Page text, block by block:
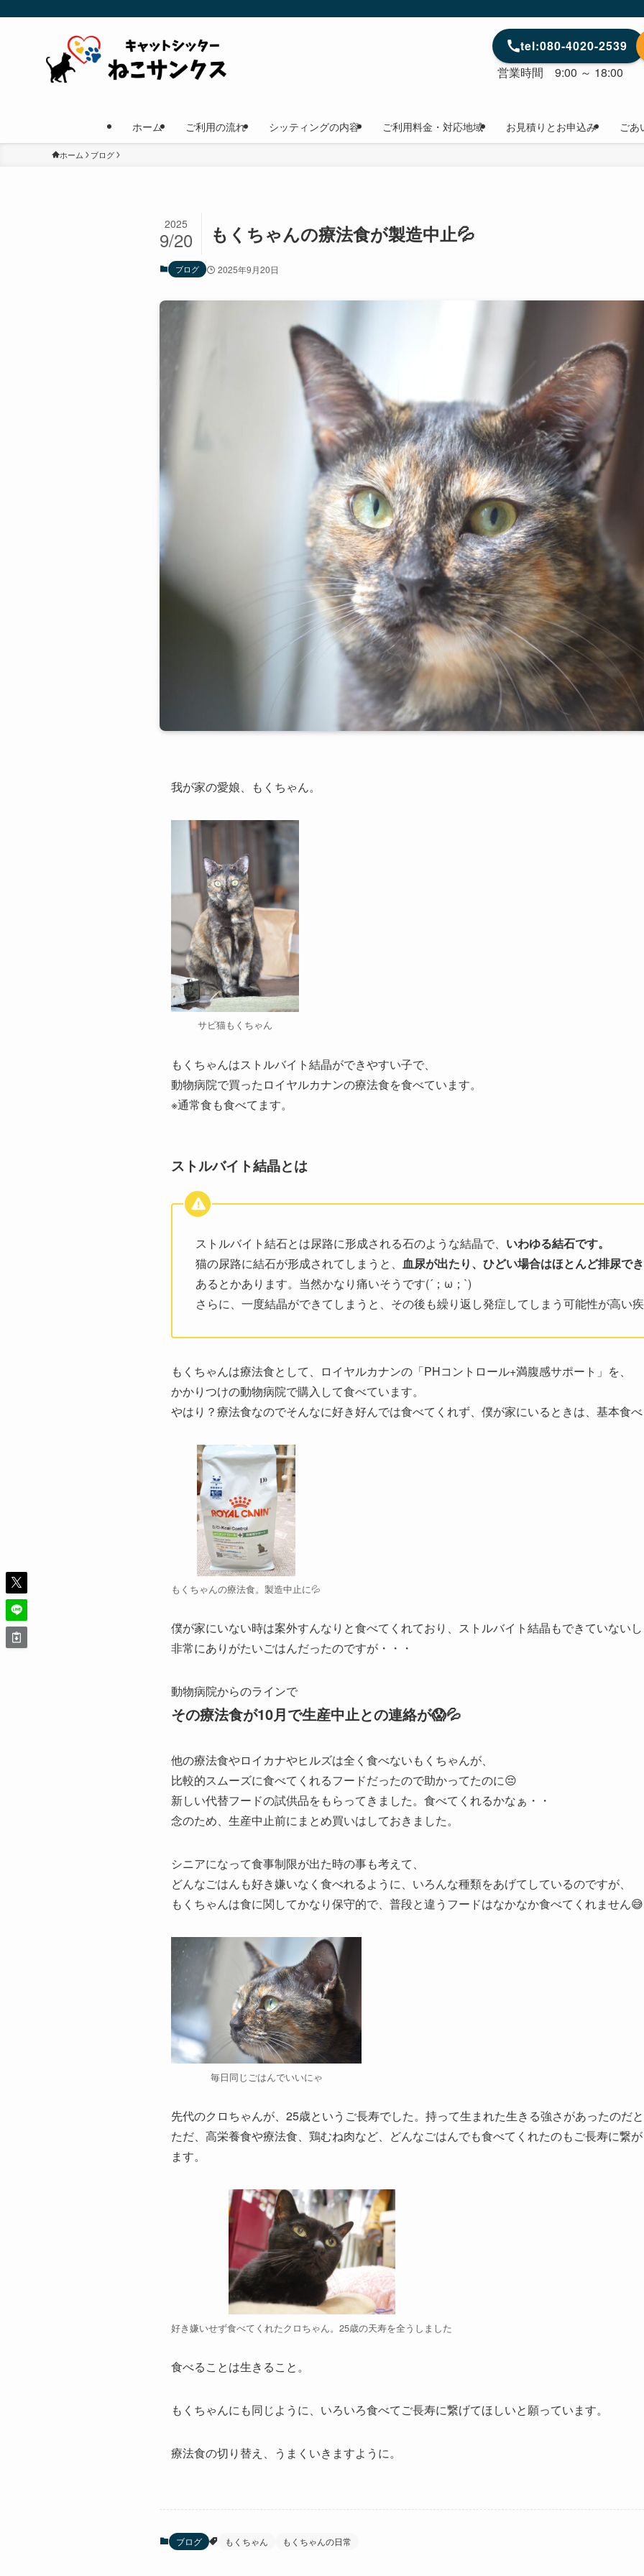
ホーム ご利用の流れ シッティングの内容 ご利用料金・対応地域 お見積りとお申込み ごあ
tel:080-4020-2539
営業時間 9:00 ～ 18:00
ホーム ブログ
もくちゃんの療法食が製造中止💦
2025
9/20
ブログ 2025年9月20日
我が家の愛娘、もくちゃん。
サビ猫もくちゃん
もくちゃんはストルバイト結晶ができやすい子で、
動物病院で買ったロイヤルカナンの療法食を食べています。
※通常食も食べてます。
ストルバイト結晶とは
ストルバイト結石とは尿路に形成される石のような結晶で、 いわゆる結石です。
猫の尿路に結石が形成されてしまうと、 血尿が出たり、ひどい場合はほとんど排尿で
あるとかあります。当然かなり痛いそうです(´；ω；`)
さらに、一度結晶ができてしまうと、その後も繰り返し発症してしまう可能性が高い
もくちゃんは療法食として、ロイヤルカナンの「PHコントロール+満腹感サポート」を、
かかりつけの動物病院で購入して食べています。
やはり？療法食なのでそんなに好き好んでは食べてくれず、僕が家にいるときは、基本食
もくちゃんの療法食。製造中止に💦
僕が家にいない時は案外すんなりと食べてくれており、ストルバイト結晶もできていないし
非常にありがたいごはんだったのですが・・・
動物病院からのラインで
その療法食が10月で生産中止との連絡が😱💦
他の療法食やロイカナやヒルズは全く食べないもくちゃんが、
比較的スムーズに食べてくれるフードだったので助かってたのに😔
新しい代替フードの試供品をもらってきました。食べてくれるかなぁ・・
念のため、生産中止前にまとめ買いはしておきました。
シニアになって食事制限が出た時の事も考えて、
どんなごはんも好き嫌いなく食べれるように、いろんな種類をあげてしているのですが、
もくちゃんは食に関してかなり保守的で、普段と違うフードはなかなか食べてくれません
毎日同じごはんでいいにゃ
先代のクロちゃんが、25歳というご長寿でした。持って生まれた生きる強さがあったのだ
ただ、高栄養食や療法食、鶏むね肉など、どんなごはんでも食べてくれたのもご長寿に繋
ます。
好き嫌いせず食べてくれたクロちゃん。25歳の天寿を全うしました
食べることは生きること。
もくちゃんにも同じように、いろいろ食べてご長寿に繋げてほしいと願っています。
療法食の切り替え、うまくいきますように。
ブログ もくちゃん もくちゃんの日常